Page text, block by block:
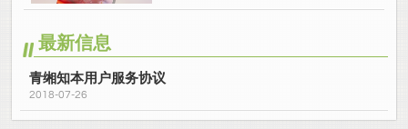
最新信息
青缃知本用户服务协议
2018-07-26